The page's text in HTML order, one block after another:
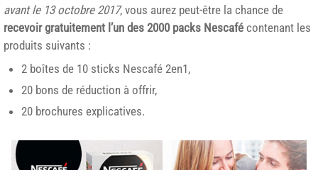
avant le 13 octobre 2017, vous aurez peut-être la chance de
recevoir gratuitement l’un des 2000 packs Nescafé contenant les
produits suivants :
2 boîtes de 10 sticks Nescafé 2en1,
20 bons de réduction à offrir,
20 brochures explicatives.